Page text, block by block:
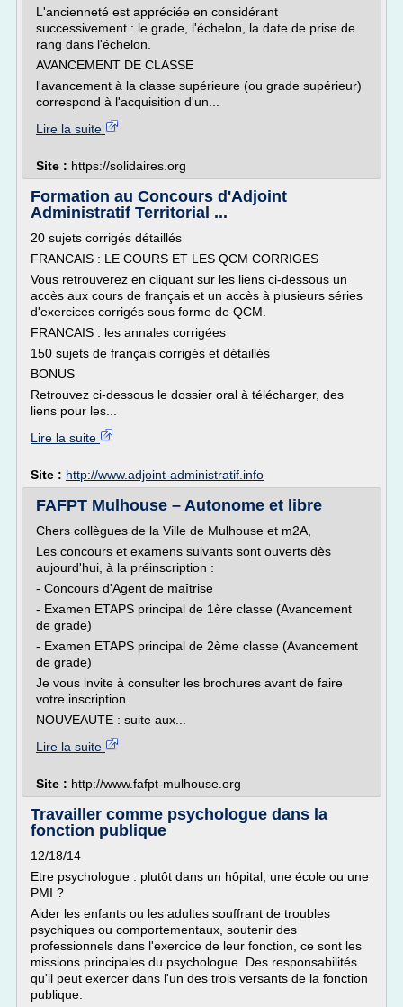
L'ancienneté est appréciée en considérant
successivement : le grade, l'échelon, la date de prise de
rang dans l'échelon.
AVANCEMENT DE CLASSE
l'avancement à la classe supérieure (ou grade supérieur)
correspond à l'acquisition d'un...
Lire la suite
Site : https://solidaires.org
Formation au Concours d'Adjoint
Administratif Territorial ...
20 sujets corrigés détaillés
FRANCAIS : LE COURS ET LES QCM CORRIGES
Vous retrouverez en cliquant sur les liens ci-dessous un
accès aux cours de français et un accès à plusieurs séries
d'exercices corrigés sous forme de QCM.
FRANCAIS : les annales corrigées
150 sujets de français corrigés et détaillés
BONUS
Retrouvez ci-dessous le dossier oral à télécharger, des
liens pour les...
Lire la suite
Site : http://www.adjoint-administratif.info
FAFPT Mulhouse – Autonome et libre
Chers collègues de la Ville de Mulhouse et m2A,
Les concours et examens suivants sont ouverts dès
aujourd'hui, à la préinscription :
- Concours d'Agent de maîtrise
- Examen ETAPS principal de 1ère classe (Avancement
de grade)
- Examen ETAPS principal de 2ème classe (Avancement
de grade)
Je vous invite à consulter les brochures avant de faire
votre inscription.
NOUVEAUTE : suite aux...
Lire la suite
Site : http://www.fafpt-mulhouse.org
Travailler comme psychologue dans la
fonction publique
12/18/14
Etre psychologue : plutôt dans un hôpital, une école ou une
PMI ?
Aider les enfants ou les adultes souffrant de troubles
psychiques ou comportementaux, soutenir des
professionnels dans l'exercice de leur fonction, ce sont les
missions principales du psychologue. Des responsabilités
qu'il peut exercer dans l'un des trois versants de la fonction
publique.